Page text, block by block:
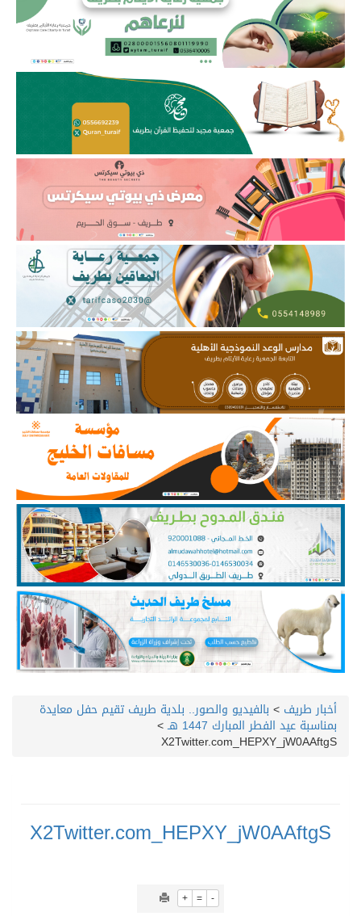
أخبار طريف > بالفيديو والصور.. بلدية طريف تقيم حفل معايدة
بمناسبة عيد الفطر المبارك 1447 هـ >
X2Twitter.com_HEPXY_jW0AAftgS
X2Twitter.com_HEPXY_jW0AAftgS
+ = -